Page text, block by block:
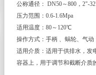
公称通径： DN50～800，2"-
压力范围： 0.6-1.6Mpa
适用温度： 80～120℃
操作方式：手柄 、蜗轮、气动
适用介质：适用于供排水，发
容器上，用于调节和截断介质